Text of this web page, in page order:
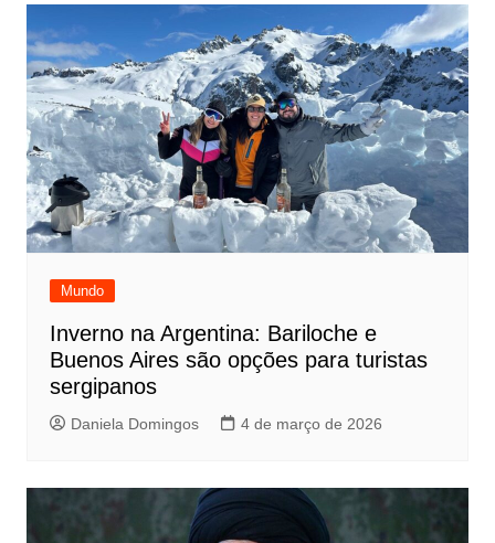
Mundo
Inverno na Argentina: Bariloche e
Buenos Aires são opções para turistas
sergipanos
Daniela Domingos 4 de março de 2026